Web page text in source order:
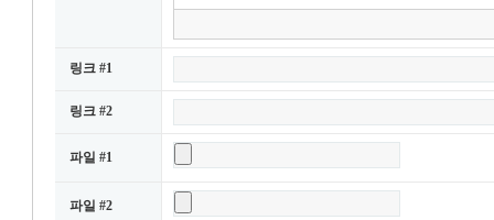
링크 #1
링크 #2
파일 #1
파일 #2